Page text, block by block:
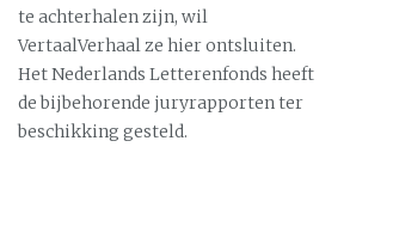
te achterhalen zijn, wil
VertaalVerhaal ze hier ontsluiten.
Het Nederlands Letterenfonds heeft
de bijbehorende juryrapporten ter
beschikking gesteld.